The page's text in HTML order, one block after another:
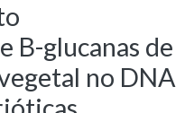
B-glucanas de
no DNA